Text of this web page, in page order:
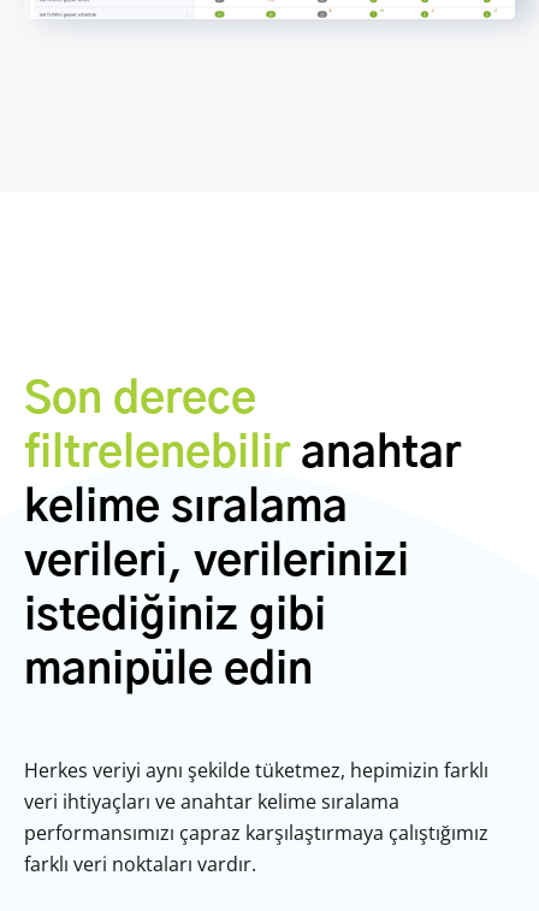
Son derece
filtrelenebiliranahtar
kelime sıralama
verileri, verilerinizi
istediğiniz gibi
manipüle edin
Herkes veriyi aynı şekilde tüketmez, hepimizin farklı
veri ihtiyaçları ve anahtar kelime sıralama
performansımızı çapraz karşılaştırmaya çalıştığımız
farklı veri noktaları vardır.